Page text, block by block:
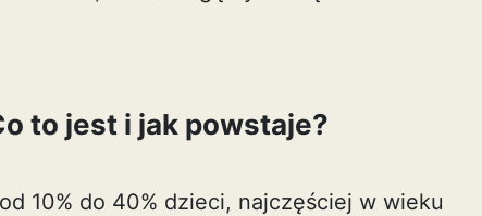
to jest i jak powstaje?
10% do 40% dzieci, najczęściej w wieku